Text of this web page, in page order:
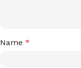
Name *